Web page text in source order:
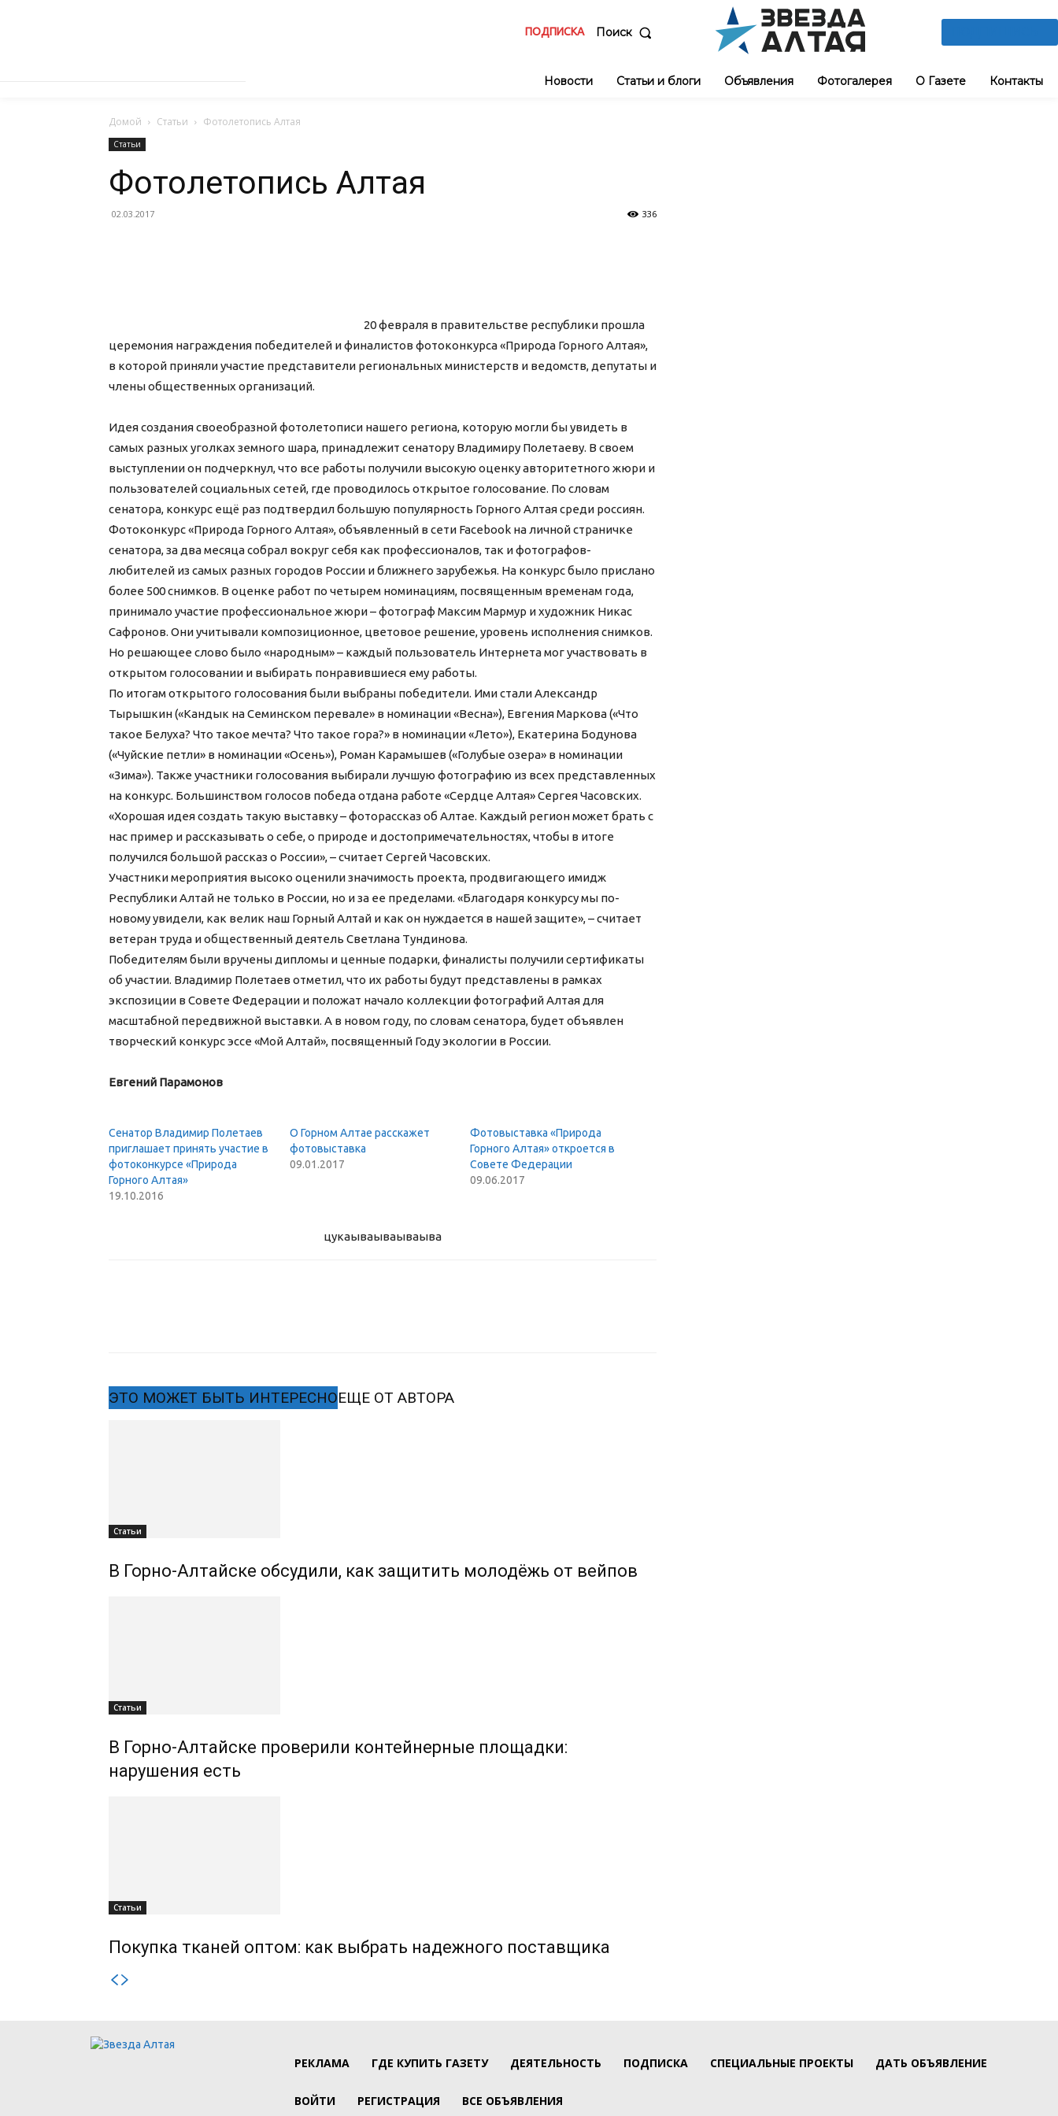
ПОДПИСКА Поиск
Новости Статьи и блоги Объявления Фотогалерея О Газете Контакты
Домой Статьи Фотолетопись Алтая
Статьи
Фотолетопись Алтая
02.03.2017 336
20 февраля в правительстве республики прошла
церемония награждения победителей и финалистов фотоконкурса «Природа Горного Алтая»,
в которой приняли участие представители региональных министерств и ведомств, депутаты и
члены общественных организаций.
Идея создания своеобразной фотолетописи нашего региона, которую могли бы увидеть в
самых разных уголках земного шара, принадлежит сенатору Владимиру Полетаеву. В своем
выступлении он подчеркнул, что все работы получили высокую оценку авторитетного жюри и
пользователей социальных сетей, где проводилось открытое голосование. По словам
сенатора, конкурс ещё раз подтвердил большую популярность Горного Алтая среди россиян.
Фотоконкурс «Природа Горного Алтая», объявленный в сети Facebook на личной страничке
сенатора, за два месяца собрал вокруг себя как профессионалов, так и фотографов-
любителей из самых разных городов России и ближнего зарубежья. На конкурс было прислано
более 500 снимков. В оценке работ по четырем номинациям, посвященным временам года,
принимало участие профессиональное жюри – фотограф Максим Мармур и художник Никас
Сафронов. Они учитывали композиционное, цветовое решение, уровень исполнения снимков.
Но решающее слово было «народным» – каждый пользователь Интернета мог участвовать в
открытом голосовании и выбирать понравившиеся ему работы.
По итогам открытого голосования были выбраны победители. Ими стали Александр
Тырышкин («Кандык на Семинском перевале» в номинации «Весна»), Евгения Маркова («Что
такое Белуха? Что такое мечта? Что такое гора?» в номинации «Лето»), Екатерина Бодунова
(«Чуйские петли» в номинации «Осень»), Роман Карамышев («Голубые озера» в номинации
«Зима»). Также участники голосования выбирали лучшую фотографию из всех представленных
на конкурс. Большинством голосов победа отдана работе «Сердце Алтая» Сергея Часовских.
«Хорошая идея создать такую выставку – фоторассказ об Алтае. Каждый регион может брать с
нас пример и рассказывать о себе, о природе и достопримечательностях, чтобы в итоге
получился большой рассказ о России», – считает Сергей Часовских.
Участники мероприятия высоко оценили значимость проекта, продвигающего имидж
Республики Алтай не только в России, но и за ее пределами. «Благодаря конкурсу мы по-
новому увидели, как велик наш Горный Алтай и как он нуждается в нашей защите», – считает
ветеран труда и общественный деятель Светлана Тундинова.
Победителям были вручены дипломы и ценные подарки, финалисты получили сертификаты
об участии. Владимир Полетаев отметил, что их работы будут представлены в рамках
экспозиции в Совете Федерации и положат начало коллекции фотографий Алтая для
масштабной передвижной выставки. А в новом году, по словам сенатора, будет объявлен
творческий конкурс эссе «Мой Алтай», посвященный Году экологии в России.
Евгений Парамонов
Сенатор Владимир Полетаев
приглашает принять участие в
фотоконкурсе «Природа
Горного Алтая»
19.10.2016
О Горном Алтае расскажет
фотовыставка
09.01.2017
Фотовыставка «Природа
Горного Алтая» откроется в
Совете Федерации
09.06.2017
цукаываываываыва
ЭТО МОЖЕТ БЫТЬ ИНТЕРЕСНОЕЩЕ ОТ АВТОРА
Статьи
В Горно-Алтайске обсудили, как защитить молодёжь от вейпов
Статьи
В Горно-Алтайске проверили контейнерные площадки:
нарушения есть
Статьи
Покупка тканей оптом: как выбрать надежного поставщика
РЕКЛАМА ГДЕ КУПИТЬ ГАЗЕТУ ДЕЯТЕЛЬНОСТЬ ПОДПИСКА СПЕЦИАЛЬНЫЕ ПРОЕКТЫ ДАТЬ ОБЪЯВЛЕНИЕ
ВОЙТИ РЕГИСТРАЦИЯ ВСЕ ОБЪЯВЛЕНИЯ